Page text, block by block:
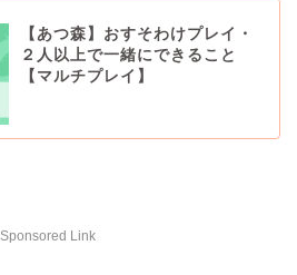
【あつ森】おすそわけプレイ・
２人以上で一緒にできること
【マルチプレイ】
Sponsored Link